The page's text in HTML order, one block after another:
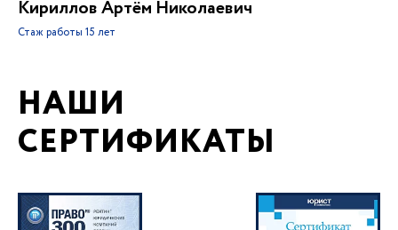
Кириллов Артём Николаевич
Стаж работы 15 лет
НАШИ
СЕРТИФИКАТЫ